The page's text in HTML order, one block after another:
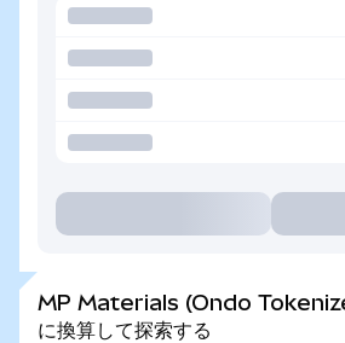
MP Materials (Ondo
に換算して探索する